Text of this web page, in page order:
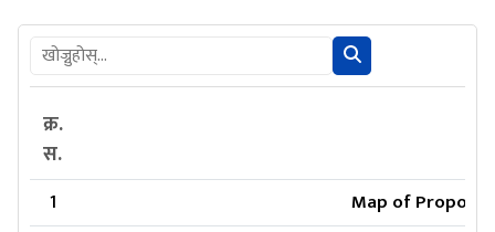
क्र.
स.
1
Map of